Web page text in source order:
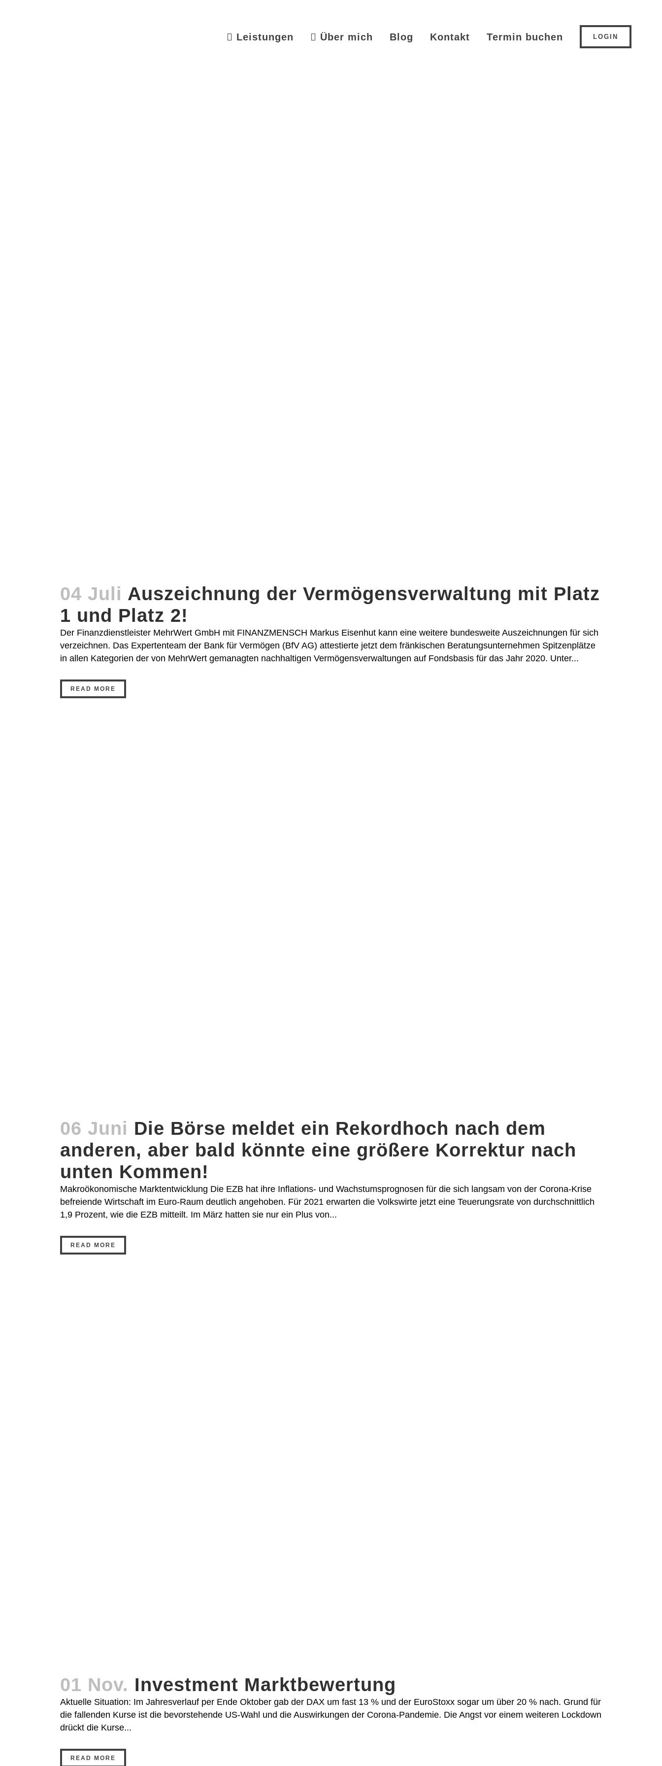
LOGIN
Leistungen Über mich Blog Kontakt Termin buchen
04 Juli Auszeichnung der Vermögensverwaltung mit Platz
1 und Platz 2!
Der Finanzdienstleister MehrWert GmbH mit FINANZMENSCH Markus Eisenhut kann eine weitere bundesweite Auszeichnungen für sich
verzeichnen. Das Expertenteam der Bank für Vermögen (BfV AG) attestierte jetzt dem fränkischen Beratungsunternehmen Spitzenplätze
in allen Kategorien der von MehrWert gemanagten nachhaltigen Vermögensverwaltungen auf Fondsbasis für das Jahr 2020. Unter...
READ MORE
06 Juni Die Börse meldet ein Rekordhoch nach dem
anderen, aber bald könnte eine größere Korrektur nach
unten Kommen!
Makroökonomische Marktentwicklung Die EZB hat ihre Inflations- und Wachstumsprognosen für die sich langsam von der Corona-Krise
befreiende Wirtschaft im Euro-Raum deutlich angehoben. Für 2021 erwarten die Volkswirte jetzt eine Teuerungsrate von durchschnittlich
1,9 Prozent, wie die EZB mitteilt. Im März hatten sie nur ein Plus von...
READ MORE
01 Nov. Investment Marktbewertung
Aktuelle Situation: Im Jahresverlauf per Ende Oktober gab der DAX um fast 13 % und der EuroStoxx sogar um über 20 % nach. Grund für
die fallenden Kurse ist die bevorstehende US-Wahl und die Auswirkungen der Corona-Pandemie. Die Angst vor einem weiteren Lockdown
drückt die Kurse...
READ MORE